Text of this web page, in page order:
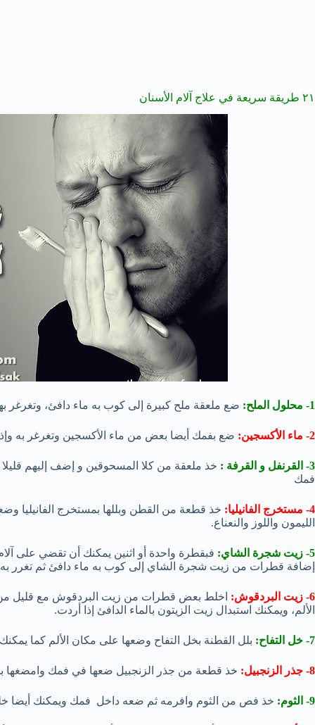
٢١ طريقة سريعة في علاج آلام الأسنان
1- محلول الملح: ضع ملعقة ملح كبيرة إلى كوب به ماء دافئ،
2- ماء الأكسجين: ضع بفمك أيضا بعض من ماء الأكسجين وتغرغر به
3- القرنفل و القرفة :
خذ ملعقة من كلا المسحوقين و إضف إليهم
فمك
4- مستخرج الفانيليا:
خذ قطعة من القطن وبللها بمستخرج الفانيليا
الليمون واللوز والنعناع.
5- زيت شجرة الشاي:
فبقطرة واحدة أو اثنين يمكنك أن تقضي على
إضافة قطرات من زيت شجرة الشاي إلى كوب به ماء دافئ ثم تغرر
6- زيت البردقوش:
اخلط بعض قطرات من زيت البردقوش مع قليل
الألم، ويمكنك استبدال زيت الزيتون بالماء الدافئ إذا أردت.
7- خل التفاح: بلل القطنة بخل التفاح وضعها على مكان الألم كما
8- جذر الزنجبيل: خذ قطعة من جذر الزنجبيل ضعها في فمك وامضغها
9- الثوم: خذ فص من الثوم وافرمه ثم ضعه داخل فمك ويمكنك أيضا